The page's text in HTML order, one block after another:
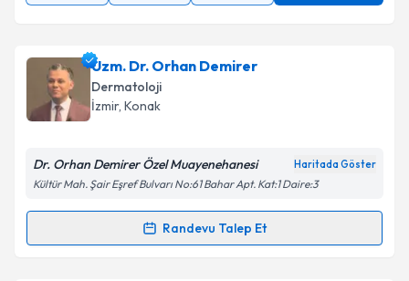
Uzm. Dr. Orhan Demirer
Dermatoloji
İzmir, Konak
Dr. Orhan Demirer Özel Muayenehanesi Haritada Göster
Kültür Mah. Şair Eşref Bulvarı No:61 Bahar Apt. Kat:1 Daire:3
Randevu Talep Et
Randevu Takvimi Talebi